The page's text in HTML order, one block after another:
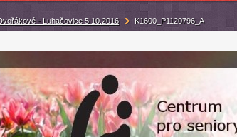
- Luhačovice 5.10.2016 K1600_P1120796_A